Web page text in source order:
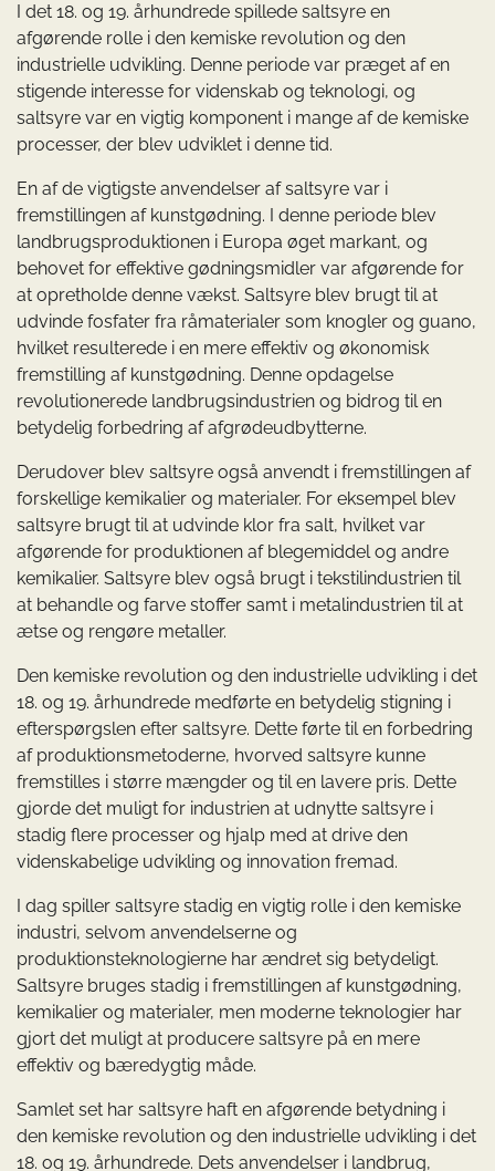
I det 18. og 19. århundrede spillede saltsyre en
afgørende rolle i den kemiske revolution og den
industrielle udvikling. Denne periode var præget af en
stigende interesse for videnskab og teknologi, og
saltsyre var en vigtig komponent i mange af de kemiske
processer, der blev udviklet i denne tid.
En af de vigtigste anvendelser af saltsyre var i
fremstillingen af kunstgødning. I denne periode blev
landbrugsproduktionen i Europa øget markant, og
behovet for effektive gødningsmidler var afgørende for
at opretholde denne vækst. Saltsyre blev brugt til at
udvinde fosfater fra råmaterialer som knogler og guano,
hvilket resulterede i en mere effektiv og økonomisk
fremstilling af kunstgødning. Denne opdagelse
revolutionerede landbrugsindustrien og bidrog til en
betydelig forbedring af afgrødeudbytterne.
Derudover blev saltsyre også anvendt i fremstillingen af
forskellige kemikalier og materialer. For eksempel blev
saltsyre brugt til at udvinde klor fra salt, hvilket var
afgørende for produktionen af blegemiddel og andre
kemikalier. Saltsyre blev også brugt i tekstilindustrien til
at behandle og farve stoffer samt i metalindustrien til at
ætse og rengøre metaller.
Den kemiske revolution og den industrielle udvikling i det
18. og 19. århundrede medførte en betydelig stigning i
efterspørgslen efter saltsyre. Dette førte til en forbedring
af produktionsmetoderne, hvorved saltsyre kunne
fremstilles i større mængder og til en lavere pris. Dette
gjorde det muligt for industrien at udnytte saltsyre i
stadig flere processer og hjalp med at drive den
videnskabelige udvikling og innovation fremad.
I dag spiller saltsyre stadig en vigtig rolle i den kemiske
industri, selvom anvendelserne og
produktionsteknologierne har ændret sig betydeligt.
Saltsyre bruges stadig i fremstillingen af kunstgødning,
kemikalier og materialer, men moderne teknologier har
gjort det muligt at producere saltsyre på en mere
effektiv og bæredygtig måde.
Samlet set har saltsyre haft en afgørende betydning i
den kemiske revolution og den industrielle udvikling i det
18. og 19. århundrede. Dets anvendelser i landbrug,